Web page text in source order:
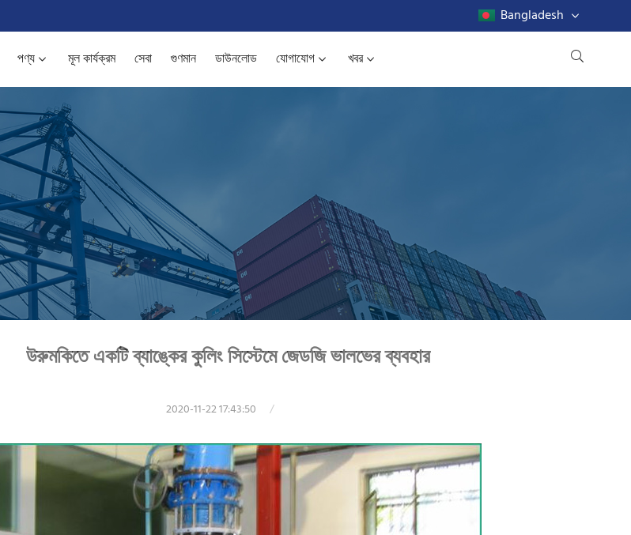
Bangladesh
পণ্য মূল কার্যক্রম সেবা গুণমান ডাউনলোড যোগাযোগ খবর
উরুমকিতে একটি ব্যাঙ্কের কুলিং সিস্টেমে জেডজি ভালভের ব্যবহার
2020-11-22 17:43:50